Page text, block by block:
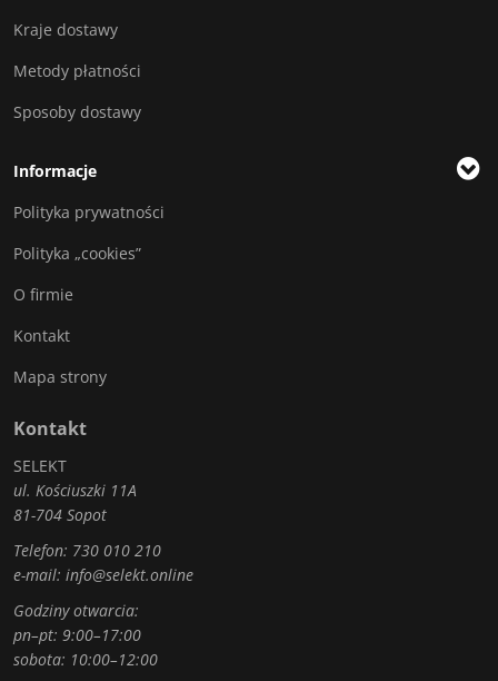
Kraje dostawy
Metody płatności
Sposoby dostawy
Informacje
Polityka prywatności
Polityka „cookies”
O firmie
Kontakt
Mapa strony
Kontakt
SELEKT
ul. Kościuszki 11A
81-704 Sopot
Telefon: 730 010 210
e-mail: info@selekt.online
Godziny otwarcia:
pn–pt: 9:00–17:00
sobota: 10:00–12:00